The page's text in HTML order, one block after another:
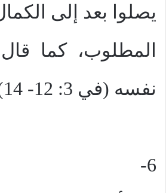
يصلوا بعد إلى
المطلوب، كما
نفسه (في 3: 12- 14).
6-